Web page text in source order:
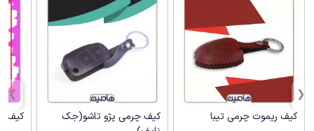
کیف ریموت چرمی تیبا
کیف چرمی پژو تاشو(جک
کیف